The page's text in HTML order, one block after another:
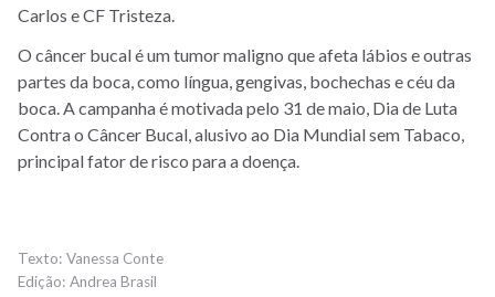
Carlos e CF Tristeza.
O câncer bucal é um tumor maligno que afeta lábios e outras
partes da boca, como língua, gengivas, bochechas e céu da
boca. A campanha é motivada pelo 31 de maio, Dia de Luta
Contra o Câncer Bucal, alusivo ao Dia Mundial sem Tabaco,
principal fator de risco para a doença.
Vanessa Conte
Andrea Brasil